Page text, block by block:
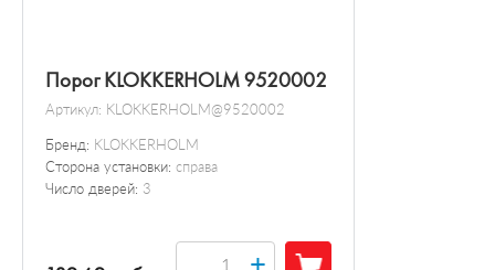
Порог KLOKKERHOLM 9520002
Артикул: KLOKKERHOLM@9520002
Бренд: KLOKKERHOLM
Сторона установки: справа
Число дверей: 3
+